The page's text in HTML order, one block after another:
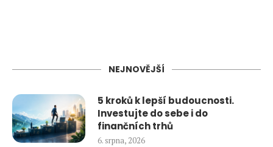
NEJNOVĚJŠÍ
5 kroků k lepší budoucnosti.
Investujte do sebe i do
finančních trhů
6. srpna, 2026